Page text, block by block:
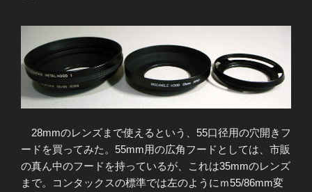
28mmのレンズまで使えるという、55口径用の穴開きフ
ードを買ってみた。55mm用の広角フードとしては、市販
の真ん中のフードを持っているが、これは35mmのレンズ
まで。コンタックスの標準では左のようにｍ55/86mm変